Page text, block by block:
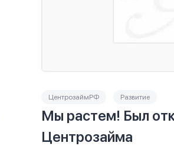
ЦентрозаймРФ Развитие
Мы растем! Был
Центрозайма